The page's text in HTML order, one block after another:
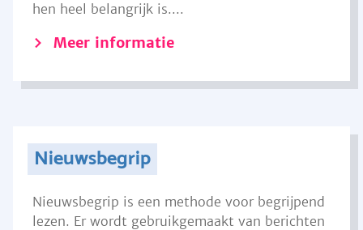
hen heel belangrijk is....
Meer informatie
Nieuwsbegrip
Nieuwsbegrip is een methode voor begrijpend
lezen. Er wordt gebruikgemaakt van berichten